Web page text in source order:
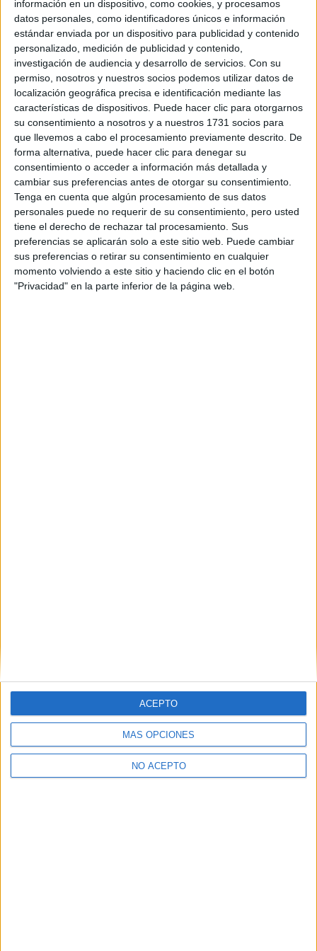
información en un dispositivo, como cookies, y procesamos
datos personales, como identificadores únicos e información
estándar enviada por un dispositivo para publicidad y contenido
personalizado, medición de publicidad y contenido,
investigación de audiencia y desarrollo de servicios. Con su
permiso, nosotros y nuestros socios podemos utilizar datos de
localización geográfica precisa e identificación mediante las
características de dispositivos. Puede hacer clic para otorgarnos
su consentimiento a nosotros y a nuestros 1731 socios para
que llevemos a cabo el procesamiento previamente descrito. De
forma alternativa, puede hacer clic para denegar su
consentimiento o acceder a información más detallada y
cambiar sus preferencias antes de otorgar su consentimiento.
Tenga en cuenta que algún procesamiento de sus datos
personales puede no requerir de su consentimiento, pero usted
tiene el derecho de rechazar tal procesamiento. Sus
preferencias se aplicarán solo a este sitio web. Puede cambiar
sus preferencias o retirar su consentimiento en cualquier
momento volviendo a este sitio y haciendo clic en el botón
"Privacidad" en la parte inferior de la página web.
MÁS OPCIONES
NO ACEPTO
ACEPTO
-Pero si repito acabaré estudiando la carrera que siempre he
deseado estudiarArquitectura.
¿Qué decido?
Porque me puedo ir por el camino dudoso y
pasar o sacar buena media y repetir y tener asegurada mi
carrera.
Siento que si repito defraudo a la gente y me verá como una
perdedora(mi abuela/mis padres).Pero tal vez para mi
Futuroes mejor repetir.
Realmente estoy completamente confundida porque nunca
he repetido y quiero elegir bien y no equivocarme pero
realmente no sé si voy a elegir bien.¡¡Ayúdenme please!!
Siento que estoy poniendo excusas de mis malas notas
de 1° y no esforzarme a recuperar y siendo cobarde y
repetir y empezar 1° otra vez. (Lo que no comenté es que si
repito sería em otro instituto cerca de mi casa a 10min
andando ya no 1h viajando en tren+metro).
Inicio
Comentarios
14 de julio, 2017 - 03:13 #2